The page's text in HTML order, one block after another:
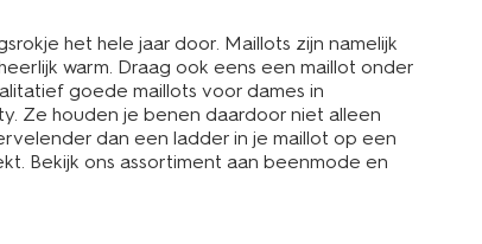
het hele jaar door. Maillots zijn namelijk
warm. Draag ook eens een maillot onder
goede maillots voor dames in
Ze houden je benen daardoor niet alleen
dan een ladder in je maillot op een
Bekijk ons assortiment aan beenmode en